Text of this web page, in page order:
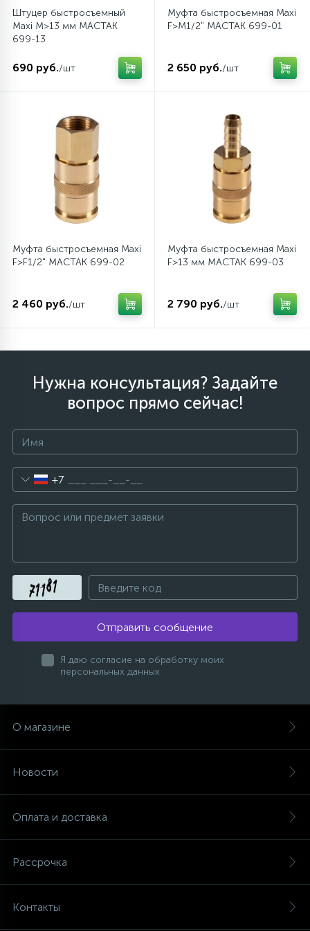
Торцевые насадки и вставки (биты)
Электромонтажный инструмент
Система кондиционирования
Тормозная система
Штуцер быстросъемный
Maxi M>13 мм МАСТАК
699-13
690 руб./шт
Муфта быстросъемная Maxi
F>M1/2" МАСТАК 699-01
2 650 руб./шт
Муфта быстросъемная Maxi
F>F1/2" МАСТАК 699-02
2 460 руб./шт
Муфта быстросъемная Maxi
F>13 мм МАСТАК 699-03
2 790 руб./шт
Нужна консультация? Задайте
вопрос прямо сейчас!
+7
Отправить сообщение
Я даю согласие на обработку моих
персональных данных
О магазине
Новости
Оплата и доставка
Рассрочка
Контакты